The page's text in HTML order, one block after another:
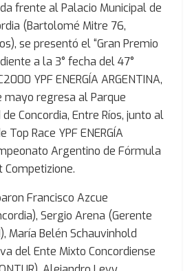
frente al Palacio Municipal de
(Bartolomé Mitre 76,
se presentó el “Gran Premio
a la 3° fecha del 47°
YPF ENERGÍA ARGENTINA,
mayo regresa al Parque
Concordia, Entre Ríos, junto al
Top Race YPF ENERGÍA
Argentino de Fórmula
Competizione.
Francisco Azcue
Sergio Arena (Gerente
María Belén Schauvinhold
del Ente Mixto Concordiense